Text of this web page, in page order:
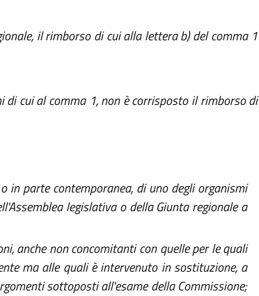
il rimborso di cui alla lettera b) del comma 1
cui al comma 1, non è corrisposto il rimborso di
parte contemporanea, di uno degli organismi
legislativa o della Giunta regionale a
anche non concomitanti con quelle per le quali
ma alle quali è intervenuto in sostituzione, a
sottoposti all'esame della Commissione;